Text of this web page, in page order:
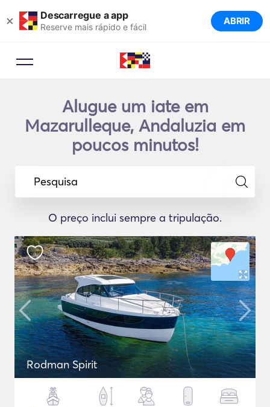
× Descarregue a app
Reserve mais rápido e fácil ABRIR
Alugue um iate em
Mazarulleque, Andaluzia em
poucos minutos!
Pesquisa
O preço inclui sempre a tripulação.
Rodman Spirit